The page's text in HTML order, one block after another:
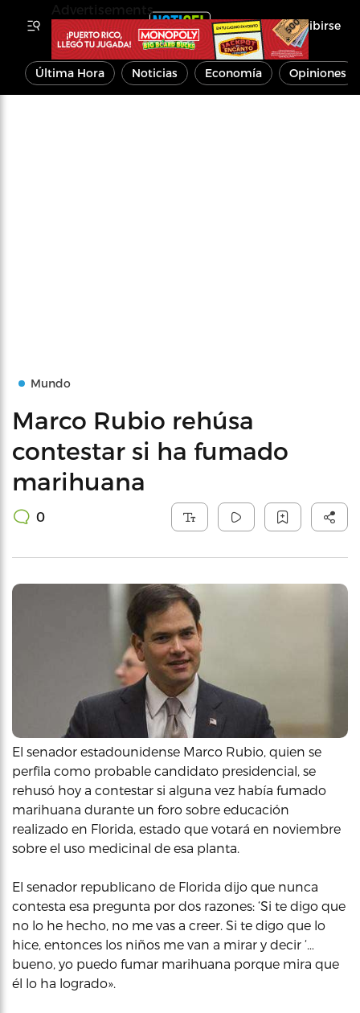
Inscribirse
Última Hora Noticias Economía Opiniones
Mundo
Marco Rubio rehúsa
contestar si ha fumado
marihuana
0
El senador estadounidense Marco Rubio, quien se
perfila como probable candidato presidencial, se
rehusó hoy a contestar si alguna vez había fumado
marihuana durante un foro sobre educación
realizado en Florida, estado que votará en noviembre
sobre el uso medicinal de esa planta.
El senador republicano de Florida dijo que nunca
contesta esa pregunta por dos razones: ‘Si te digo que
no lo he hecho, no me vas a creer. Si te digo que lo
hice, entonces los niños me van a mirar y decir ‘…
bueno, yo puedo fumar marihuana porque mira que
él lo ha logrado».
Advertisements